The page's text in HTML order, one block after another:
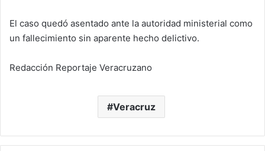
El caso quedó asentado ante la autoridad ministerial como
un fallecimiento sin aparente hecho delictivo.
Redacción Reportaje Veracruzano
Veracruz